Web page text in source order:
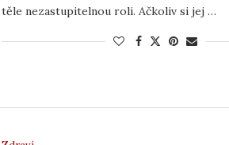
těle nezastupitelnou roli. Ačkoliv si jej …